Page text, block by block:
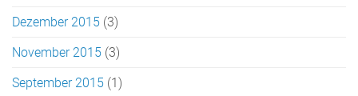
Dezember 2015 (3)
November 2015 (3)
September 2015 (1)